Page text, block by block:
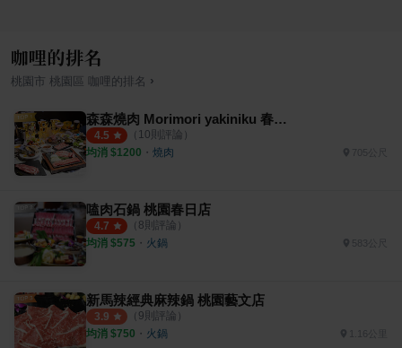
咖哩的排名
桃園市 桃園區 咖哩 的排名 ›
森森燒肉 Morimori yakiniku 春日店
4.5 （ 10則評論）
均消 $1200 ・ 燒肉 705公尺
嗑肉石鍋 桃園春日店
4.7 （ 8則評論）
均消 $575 ・ 火鍋 583公尺
新馬辣經典麻辣鍋 桃園藝文店
3.9 （ 9則評論）
均消 $750 ・ 火鍋